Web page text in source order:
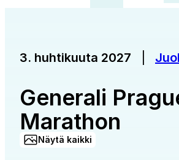
3. huhtikuuta 2027
Generali
Marathon
Näytä kaikki